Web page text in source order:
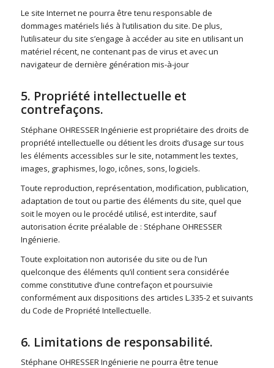
Le site Internet ne pourra être tenu responsable de
dommages matériels liés à l’utilisation du site. De plus,
l’utilisateur du site s’engage à accéder au site en utilisant un
matériel récent, ne contenant pas de virus et avec un
navigateur de dernière génération mis-à-jour
5. Propriété intellectuelle et
contrefaçons.
Stéphane OHRESSER Ingénierie est propriétaire des droits de
propriété intellectuelle ou détient les droits d’usage sur tous
les éléments accessibles sur le site, notamment les textes,
images, graphismes, logo, icônes, sons, logiciels.
Toute reproduction, représentation, modification, publication,
adaptation de tout ou partie des éléments du site, quel que
soit le moyen ou le procédé utilisé, est interdite, sauf
autorisation écrite préalable de : Stéphane OHRESSER
Ingénierie.
Toute exploitation non autorisée du site ou de l’un
quelconque des éléments qu’il contient sera considérée
comme constitutive d’une contrefaçon et poursuivie
conformément aux dispositions des articles L.335-2 et suivants
du Code de Propriété Intellectuelle.
6. Limitations de responsabilité.
Stéphane OHRESSER Ingénierie ne pourra être tenue